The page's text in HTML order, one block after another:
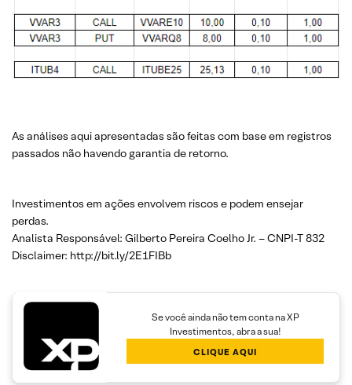
As análises aqui apresentadas são feitas com base em registros
passados não havendo garantia de retorno.
Investimentos em ações envolvem riscos e podem ensejar
perdas.
Analista Responsável: Gilberto Pereira Coelho Jr. – CNPI-T 832
Disclaimer: http://bit.ly/2E1FIBb
Se você ainda não tem conta na XP
Investimentos, abra a sua!
CLIQUE AQUI